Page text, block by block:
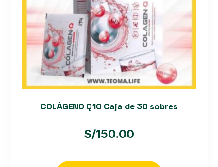
COLÁGENO Q10 Caja de 30 sobres
S/150.00